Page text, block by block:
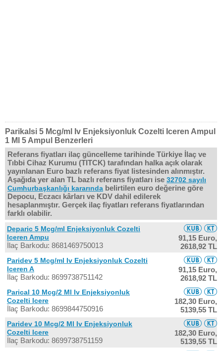
Parikalsi 5 Mcg/ml Iv Enjeksiyonluk Cozelti Iceren Ampul
1 Ml 5 Ampul Benzerleri
Referans fiyatları ilaç güncelleme tarihinde Türkiye İlaç ve
Tıbbi Cihaz Kurumu (TITCK) tarafından halka açık olarak
yayınlanan Euro bazlı referans fiyat listesinden alınmıştır.
Aşağıda yer alan TL bazlı referans fiyatları ise 32702 sayılı
Cumhurbaşkanlığı kararında belirtilen euro değerine göre
Depocu, Eczacı kârları ve KDV dahil edilerek
hesaplanmıştır. Gerçek ilaç fiyatları referans fiyatlarından
farklı olabilir.
Deparic 5 Mcg/ml Enjeksiyonluk Cozelti
Iceren Ampu
İlaç Barkodu: 8681469750013
91,15 Euro,
2618,92 TL
Paridev 5 Mcg/ml Iv Enjeksiyonluk Cozelti
Iceren A
İlaç Barkodu: 8699738751142
91,15 Euro,
2618,92 TL
Parical 10 Mcg/2 Ml Iv Enjeksiyonluk
Cozelti Icere
İlaç Barkodu: 8699844750916
182,30 Euro,
5139,55 TL
Paridev 10 Mcg/2 Ml Iv Enjeksiyonluk
Cozelti Icere
İlaç Barkodu: 8699738751159
182,30 Euro,
5139,55 TL